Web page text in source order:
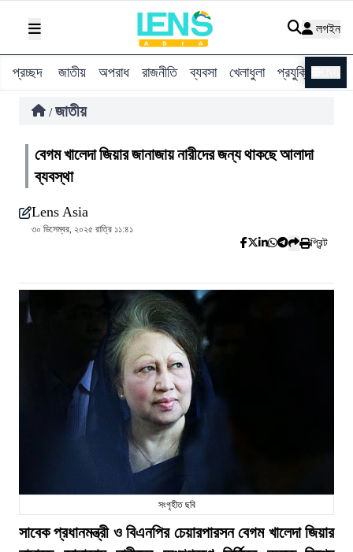
লগইন
প্রচ্ছদ জাতীয় অপরাধ রাজনীতি ব্যবসা খেলাধুলা প্রযুক্তি
/ জাতীয়
বেগম খালেদা জিয়ার জানাজায় নারীদের জন্য থাকছে আলাদা
ব্যবস্থা
Lens Asia
৩০ ডিসেম্বর, ২০২৫ রাত্রি ১১:৪১
প্রিন্ট
সংগৃহীত ছবি
সাবেক প্রধানমন্ত্রী ও বিএনপির চেয়ারপারসন বেগম খালেদা জিয়ার